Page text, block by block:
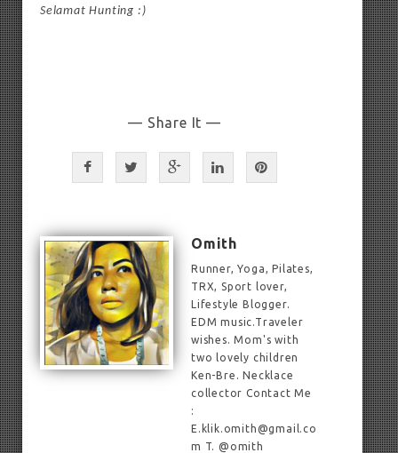
Selamat Hunting :)
— Share It —
Omith
Runner, Yoga, Pilates,
TRX, Sport lover,
Lifestyle Blogger.
EDM music.Traveler
wishes. Mom's with
two lovely children
Ken-Bre. Necklace
collector Contact Me
:
E.klik.omith@gmail.co
m T. @omith